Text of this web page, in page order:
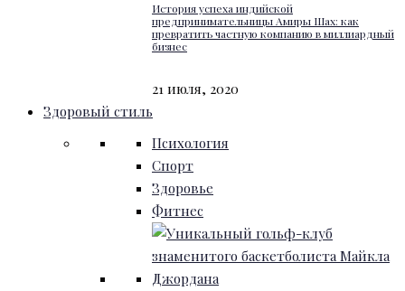
История успеха индийской
предпринимательницы Амиры Шах: как
превратить частную компанию в миллиардный
бизнес
21 июля, 2020
Здоровый стиль
Психология
Спорт
Здоровье
Фитнес